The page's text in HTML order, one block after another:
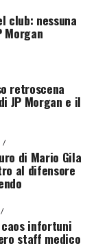
club: nessuna
Morgan
retroscena
JP Morgan e il
di Mario Gila
al difensore
infortuni
staff medico